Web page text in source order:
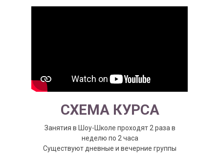
СХЕМА КУРСА
Занятия в Шоу-Школе проходят 2 раза в
неделю по 2 часа
Существуют дневные и вечерние группы